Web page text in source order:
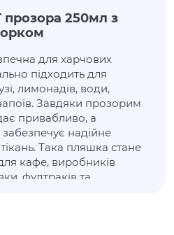
250мл з
для харчових
підходить для
лимонадів, води,
Завдяки прозорим
привабливо, а
надійне
Така пляшка стане
кафе, виробників
фудтраків та
універсальна та
використання.